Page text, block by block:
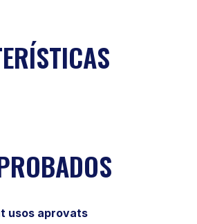
usos aprovats